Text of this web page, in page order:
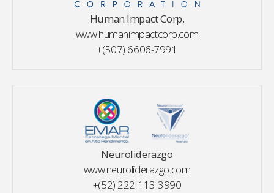
Human Impact Corp.
www.humanimpactcorp.com
+(507) 6606-7991
Neuroliderazgo
www.neuroliderazgo.com
+(52) 222 113-3990